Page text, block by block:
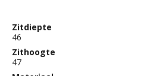
Zitdiepte
46
Zithoogte
47